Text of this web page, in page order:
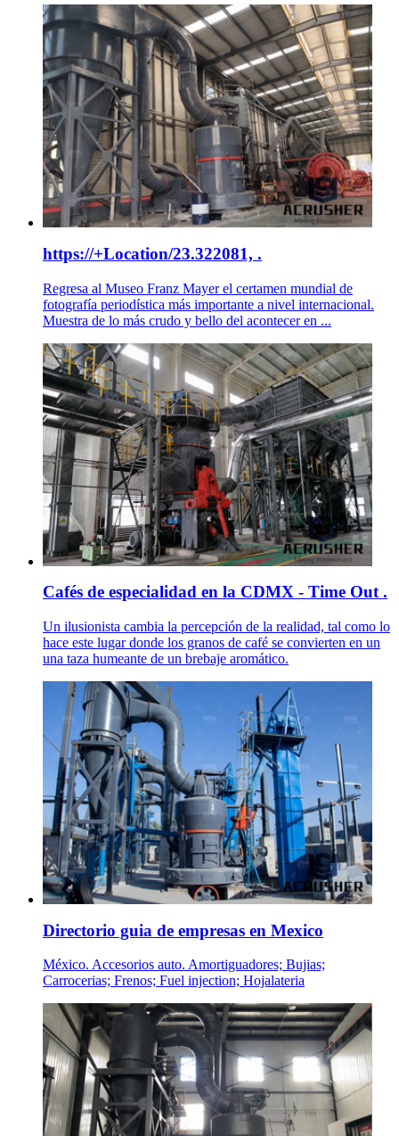
https://+Location/23.322081, .
Regresa al Museo Franz Mayer el certamen mundial de
fotografía periodística más importante a nivel internacional.
Muestra de lo más crudo y bello del acontecer en ...
Cafés de especialidad en la CDMX - Time Out .
Un ilusionista cambia la percepción de la realidad, tal como lo
hace este lugar donde los granos de café se convierten en un
una taza humeante de un brebaje aromático.
Directorio guia de empresas en Mexico
México. Accesorios auto. Amortiguadores; Bujias;
Carrocerias; Frenos; Fuel injection; Hojalateria